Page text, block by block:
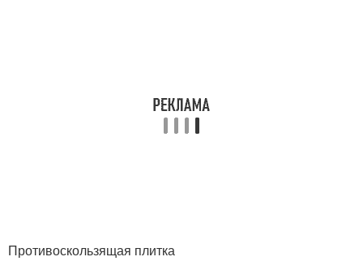
Противоскользящая плитка